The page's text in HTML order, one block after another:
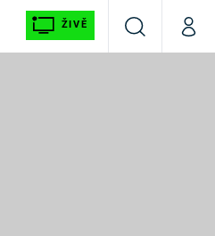
ŽIVĚ
VyhledáváníMůj